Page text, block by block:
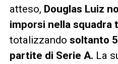
atteso, Douglas Luiz
imporsi nella squadra
totalizzando soltanto
partite di Serie A. La